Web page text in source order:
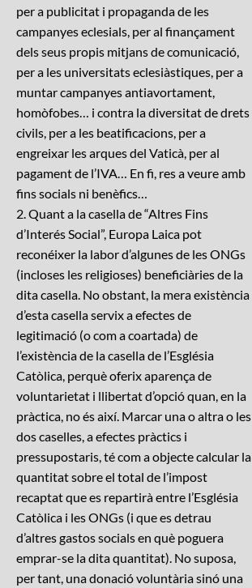
per a publicitat i propaganda de les
campanyes eclesials, per al finançament
dels seus propis mitjans de comunicació,
per a les universitats eclesiàstiques, per a
muntar campanyes antiavortament,
homòfobes… i contra la diversitat de drets
civils, per a les beatificacions, per a
engreixar les arques del Vaticà, per al
pagament de l’IVA… En fi, res a veure amb
fins socials ni benèfics…
2. Quant a la casella de “Altres Fins
d’Interés Social”, Europa Laica pot
reconéixer la labor d’algunes de les ONGs
(incloses les religioses) beneficiàries de la
dita casella. No obstant, la mera existència
d’esta casella servix a efectes de
legitimació (o com a coartada) de
l’existència de la casella de l’Església
Catòlica, perquè oferix aparença de
voluntarietat i llibertat d’opció quan, en la
pràctica, no és així. Marcar una o altra o les
dos caselles, a efectes pràctics i
pressupostaris, té com a objecte calcular la
quantitat sobre el total de l’impost
recaptat que es repartirà entre l’Església
Catòlica i les ONGs (i que es detrau
d’altres gastos socials en què poguera
emprar-se la dita quantitat). No suposa,
per tant, una donació voluntària sinó una